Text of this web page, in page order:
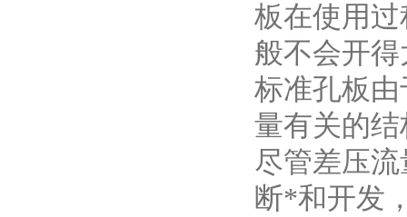
板在使用
般不会开
标准孔板
量有关的
尽管差压
断*和开发